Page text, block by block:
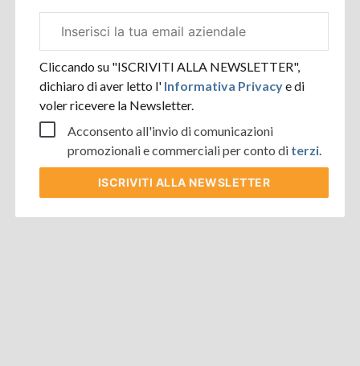
aziendale
Cliccando su "ISCRIVITI ALLA NEWSLETTER",
dichiaro di aver letto l' Informativa Privacye di
voler ricevere la Newsletter.
Acconsento all'invio di comunicazioni
promozionali e commerciali per conto di terzi.
ISCRIVITI ALLA NEWSLETTER